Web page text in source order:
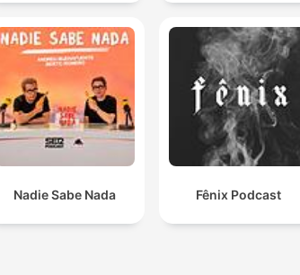
Nadie Sabe Nada Fênix Podcast